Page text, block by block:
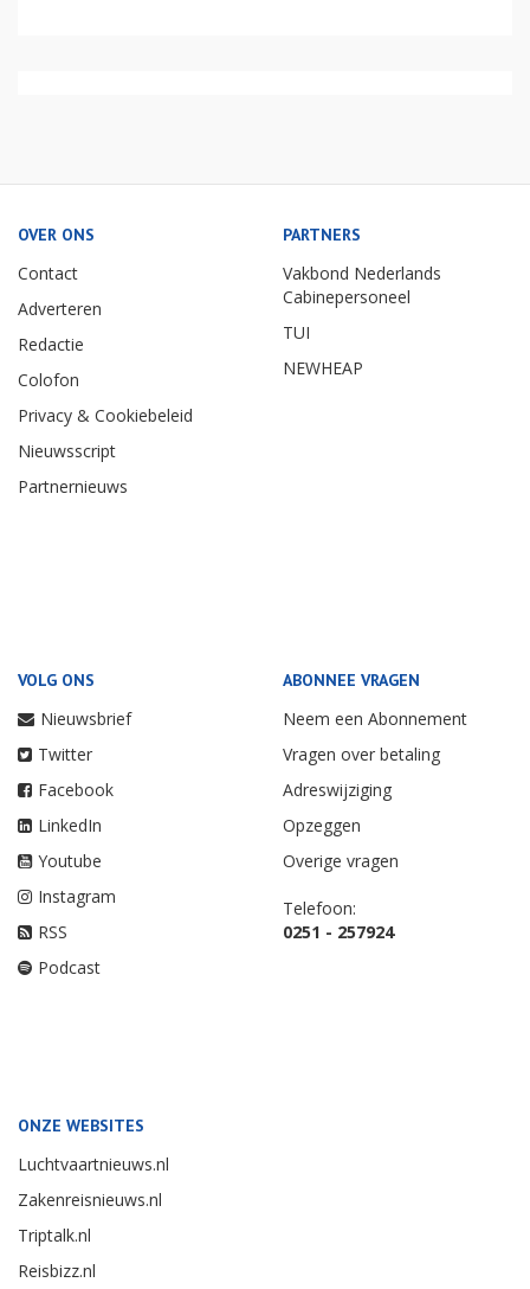
OVER ONS
Contact
Adverteren
Redactie
Colofon
Privacy & Cookiebeleid
Nieuwsscript
Partnernieuws
PARTNERS
Vakbond Nederlands
Cabinepersoneel
TUI
NEWHEAP
VOLG ONS
Nieuwsbrief
Twitter
Facebook
LinkedIn
Youtube
Instagram
RSS
Podcast
ABONNEE VRAGEN
Neem een Abonnement
Vragen over betaling
Adreswijziging
Opzeggen
Overige vragen
Telefoon:
0251 - 257924
ONZE WEBSITES
Luchtvaartnieuws.nl
Zakenreisnieuws.nl
Triptalk.nl
Reisbizz.nl